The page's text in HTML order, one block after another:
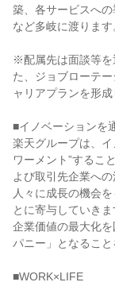
築、各サービスへの
など多岐に渡ります
※配属先は面談等を
た、ジョブローテ
ャリアプランを形成
■イノベーションを
楽天グループは、
ワーメント”するこ
よび取引先企業へ
人々に成長の機会
とに寄与していき
企業価値の最大化
パニー」となること
■WORK×LIFE